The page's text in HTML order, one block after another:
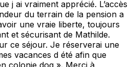
j ai vraiment apprécié. L’accès
du terrain de la pension a
une vraie liberte, toujours
et sécurisant de Mathilde.
ce séjour. Je réserverai une
vacances d été afin que